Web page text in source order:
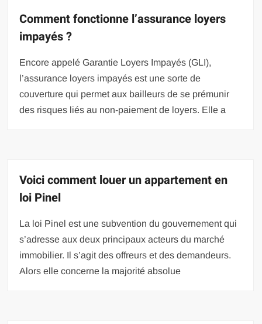
Comment fonctionne l’assurance loyers
impayés ?
Encore appelé Garantie Loyers Impayés (GLI),
l’assurance loyers impayés est une sorte de
couverture qui permet aux bailleurs de se prémunir
des risques liés au non-paiement de loyers. Elle a
Voici comment louer un appartement en
loi Pinel
La loi Pinel est une subvention du gouvernement qui
s’adresse aux deux principaux acteurs du marché
immobilier. Il s’agit des offreurs et des demandeurs.
Alors elle concerne la majorité absolue